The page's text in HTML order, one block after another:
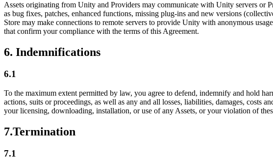
Assets originating from Unity and Providers may communicate with Unity servers or
as bug fixes, patches, enhanced functions, missing plug-ins and new versions
Store may make connections to remote servers to provide Unity with anonymous
that confirm your compliance with the terms of this Agreement.
6. Indemnifications
6.1
To the maximum extent permitted by law, you agree to defend, indemnify and hold
actions, suits or proceedings, as well as any and all losses, liabilities, damages, costs
your licensing, downloading, installation, or use of any Assets, or your violation of
7.Termination
7.1